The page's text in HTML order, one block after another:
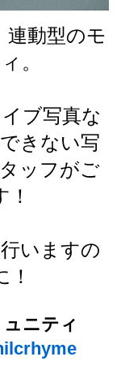
連動型のモ
。
ブ写真な
きない写
ッフがご
いますの
ニティ